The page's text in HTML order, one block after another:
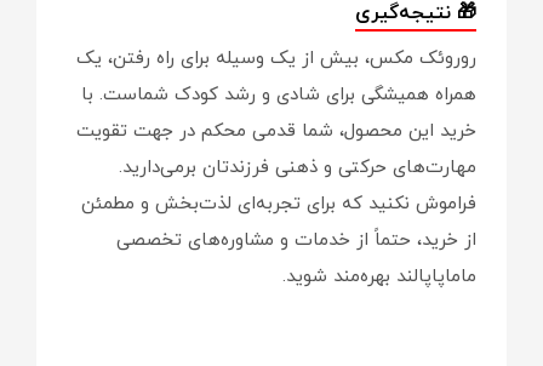
🎁 نتیجه‌گیری
روروئک مکس، بیش از یک وسیله برای راه رفتن، یک
همراه همیشگی برای شادی و رشد کودک شماست. با
خرید این محصول، شما قدمی محکم در جهت تقویت
مهارت‌های حرکتی و ذهنی فرزندتان برمی‌دارید.
فراموش نکنید که برای تجربه‌ای لذت‌بخش و مطمئن
از خرید، حتماً از خدمات و مشاوره‌های تخصصی
ماماپاپالند بهره‌مند شوید.